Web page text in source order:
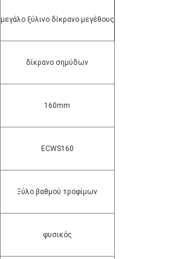
μεγάλο ξύλινο δίκρανο μεγέθους
δίκρανο σημύδων
160mm
ECWS160
Ξύλο βαθμού τροφίμων
φυσικός